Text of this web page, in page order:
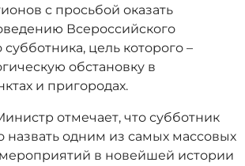
с просьбой оказать
Всероссийского
субботника, цель которого –
обстановку в
и пригородах.
отмечает, что субботник
назвать одним из самых массовых
мероприятий в новейшей истории